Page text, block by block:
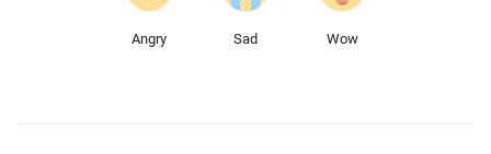
Angry Sad Wow